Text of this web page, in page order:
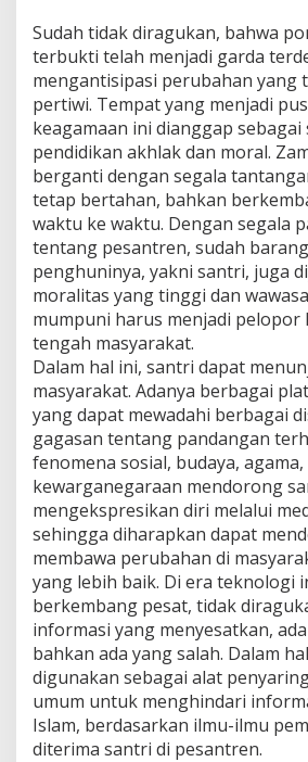
Sudah tidak diragukan, bahwa
terbukti telah menjadi garda
mengantisipasi perubahan yang
pertiwi. Tempat yang menjadi
keagamaan ini dianggap sebagai
pendidikan akhlak dan moral.
berganti dengan segala
tetap bertahan, bahkan
waktu ke waktu. Dengan segala
tentang pesantren, sudah
penghuninya, yakni santri, juga
moralitas yang tinggi dan
mumpuni harus menjadi pelopor
tengah masyarakat.
Dalam hal ini, santri dapat
masyarakat. Adanya berbagai
yang dapat mewadahi berbagai
gagasan tentang pandangan
fenomena sosial, budaya,
kewarganegaraan mendorong
mengekspresikan diri melalui
sehingga diharapkan dapat
membawa perubahan di
yang lebih baik. Di era teknologi
berkembang pesat, tidak
informasi yang menyesatkan,
bahkan ada yang salah. Dalam
digunakan sebagai alat
umum untuk menghindari
Islam, berdasarkan ilmu-ilmu
diterima santri di pesantren.